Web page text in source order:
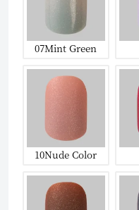
07Mint Green
10Nude Color